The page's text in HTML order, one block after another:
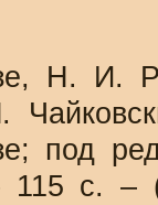
Н. И.
под
115 с. –